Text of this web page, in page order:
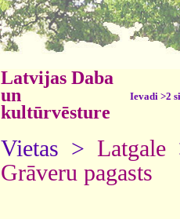
Latvijas Daba
un
kultūrvēsture
Ievadi >2
Vietas > Latgale
Grāveru pagasts